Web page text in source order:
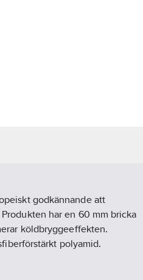
godkännande att
har en 60 mm bricka
köldbryggeeffekten.
polyamid.